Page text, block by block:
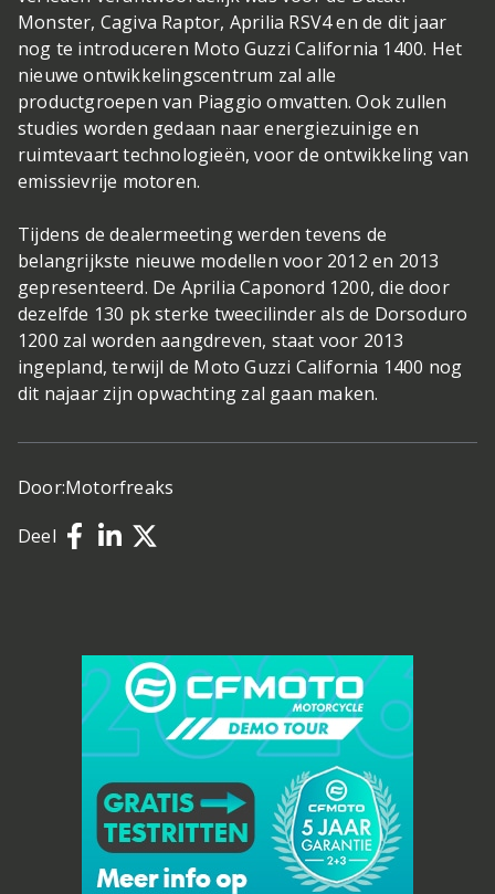
Monster, Cagiva Raptor, Aprilia RSV4 en de dit jaar
nog te introduceren Moto Guzzi California 1400. Het
nieuwe ontwikkelingscentrum zal alle
productgroepen van Piaggio omvatten. Ook zullen
studies worden gedaan naar energiezuinige en
ruimtevaart technologieën, voor de ontwikkeling van
emissievrije motoren.
Tijdens de dealermeeting werden tevens de
belangrijkste nieuwe modellen voor 2012 en 2013
gepresenteerd. De Aprilia Caponord 1200, die door
dezelfde 130 pk sterke tweecilinder als de Dorsoduro
1200 zal worden aangdreven, staat voor 2013
ingepland, terwijl de Moto Guzzi California 1400 nog
dit najaar zijn opwachting zal gaan maken.
Door:Motorfreaks
Deel